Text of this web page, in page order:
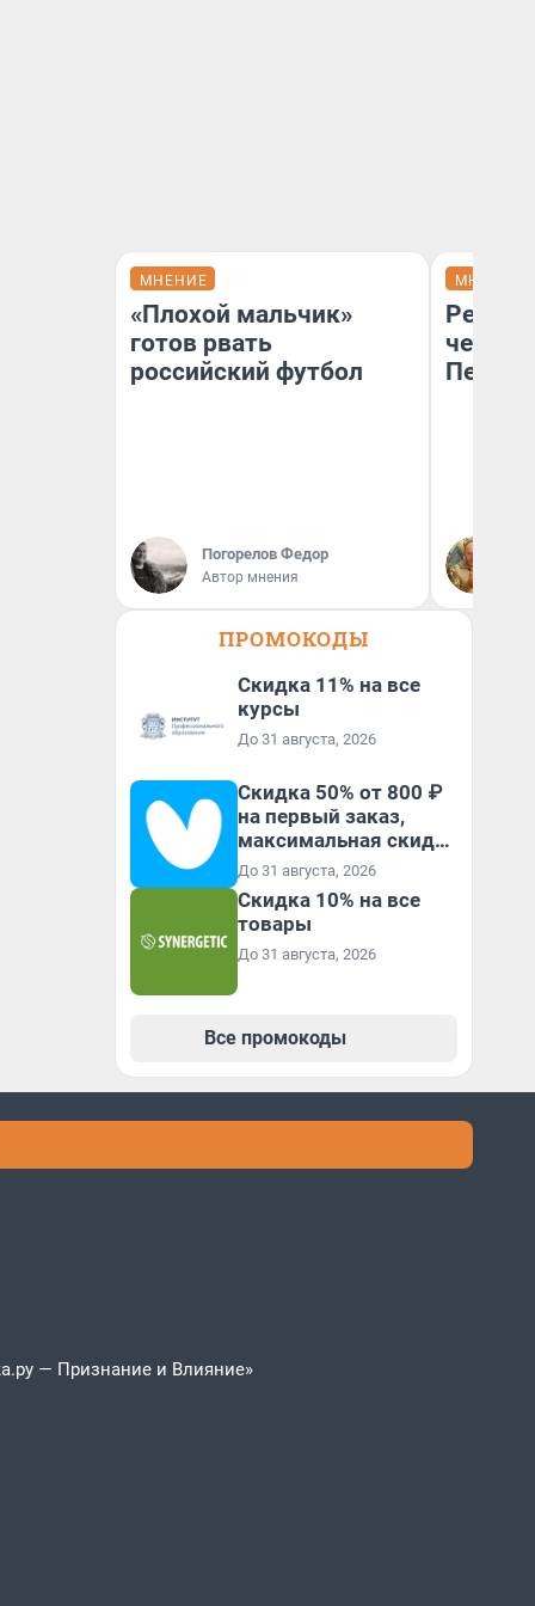
МНЕНИЕ
«Плохой мальчик»
готов рвать
российский футбол
Погорелов Федор
Автор мнения
МНЕНИЕ
чему
ПРОМОКОДЫ
Скидка 11% на все
курсы
До 31 августа, 2026
Скидка 50% от 800 ₽
на первый заказ,
максимальная скидка
600 ₽
До 31 августа, 2026
Скидка 10% на все
товары
До 31 августа, 2026
Все промокоды
— Признание и Влияние»